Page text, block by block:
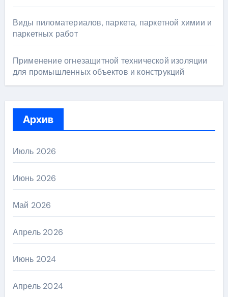
Виды пиломатериалов, паркета, паркетной химии и
паркетных работ
Применение огнезащитной технической изоляции
для промышленных объектов и конструкций
Архив
Июль 2026
Июнь 2026
Май 2026
Апрель 2026
Июнь 2024
Апрель 2024